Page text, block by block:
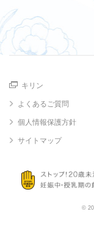
キリン
よくあるご質問
個人情報保護方針
サイトマップ
©